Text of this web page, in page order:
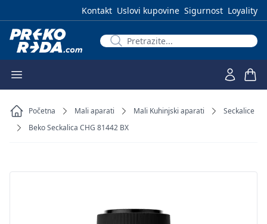
Kontakt Uslovi kupovine Sigurnost Loyality
Početna Mali aparati Mali Kuhinjski aparati
Seckalice
Beko Seckalica CHG 81442 BX